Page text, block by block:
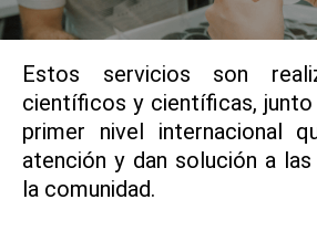
Estos servicios son
científicos y científicas,
primer nivel internacional
atención y dan solución a
la comunidad.